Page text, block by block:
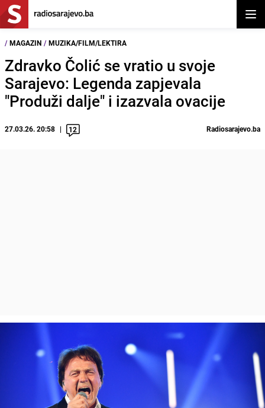
/ MAGAZIN / MUZIKA/FILM/LEKTIRA
Zdravko Čolić se vratio u svoje
Sarajevo: Legenda zapjevala
"Produži dalje" i izazvala ovacije
27.03.26. 20:58 12 Radiosarajevo.ba